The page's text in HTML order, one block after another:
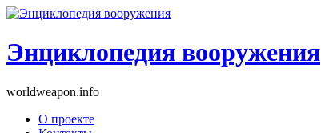
Энциклопедия вооружения
worldweapon.info
О проекте